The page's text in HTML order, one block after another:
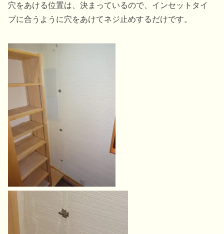
穴をあける位置は、決まっているので、インセットタイ
プに合うように穴をあけてネジ止めするだけです。